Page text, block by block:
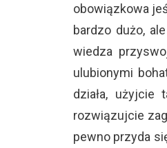
obowiązkowa
bardzo dużo,
wiedza
ulubionymi
działa,
rozwiązujcie
pewno przyda